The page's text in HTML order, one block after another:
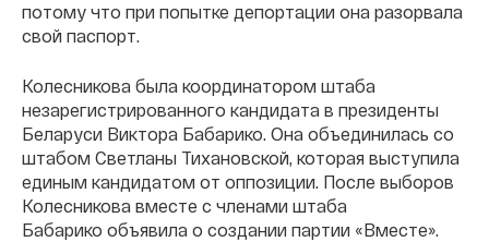
потому что при попытке депортации она разорвала
свой паспорт.
Колесникова была координатором штаба
незарегистрированного кандидата в президенты
Беларуси Виктора Бабарико. Она объединилась со
штабом Светланы Тихановской, которая выступила
единым кандидатом от оппозиции. После выборов
Колесникова вместе с членами штаба
Бабарико объявила о создании партии «Вместе».